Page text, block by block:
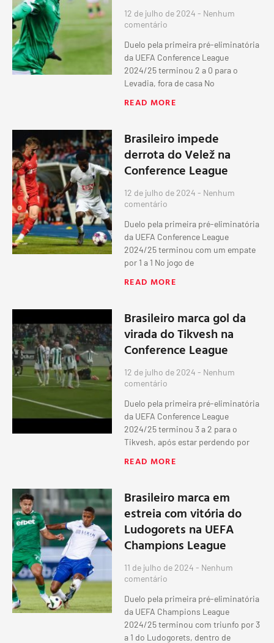
12 de julho de 2024 Nenhum
comentário
Duelo pela primeira pré-eliminatória
da UEFA Conference League
2024/25 terminou 2 a 0 para o
Levadia, fora de casa No
READ MORE
Brasileiro impede
derrota do Velež na
Conference League
12 de julho de 2024 Nenhum
comentário
Duelo pela primeira pré-eliminatória
da UEFA Conference League
2024/25 terminou com um empate
por 1 a 1 No jogo de
READ MORE
Brasileiro marca gol da
virada do Tikvesh na
Conference League
12 de julho de 2024 Nenhum
comentário
Duelo pela primeira pré-eliminatória
da UEFA Conference League
2024/25 terminou 3 a 2 para o
Tikvesh, após estar perdendo por
READ MORE
Brasileiro marca em
estreia com vitória do
Ludogorets na UEFA
Champions League
11 de julho de 2024 Nenhum
comentário
Duelo pela primeira pré-eliminatória
da UEFA Champions League
2024/25 terminou com triunfo por 3
a 1 do Ludogorets, dentro de